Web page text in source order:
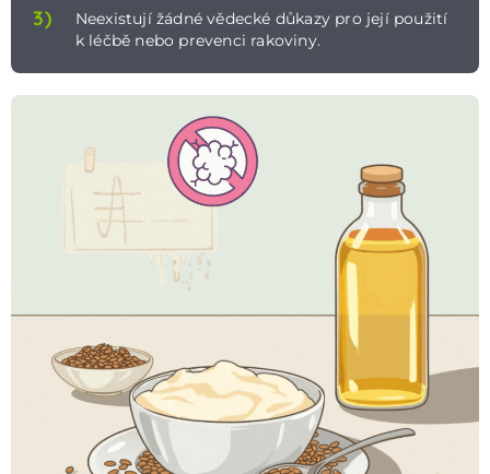
3)
Neexistují žádné vědecké důkazy pro její použití
k léčbě nebo prevenci rakoviny.